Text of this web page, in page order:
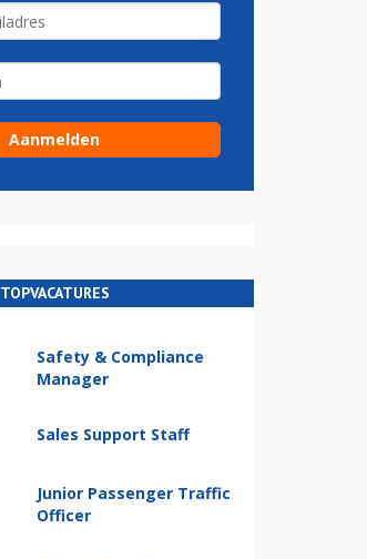
TOPVACATURES
Safety & Compliance
Manager
Sales Support Staff
Junior Passenger Traffic
Officer